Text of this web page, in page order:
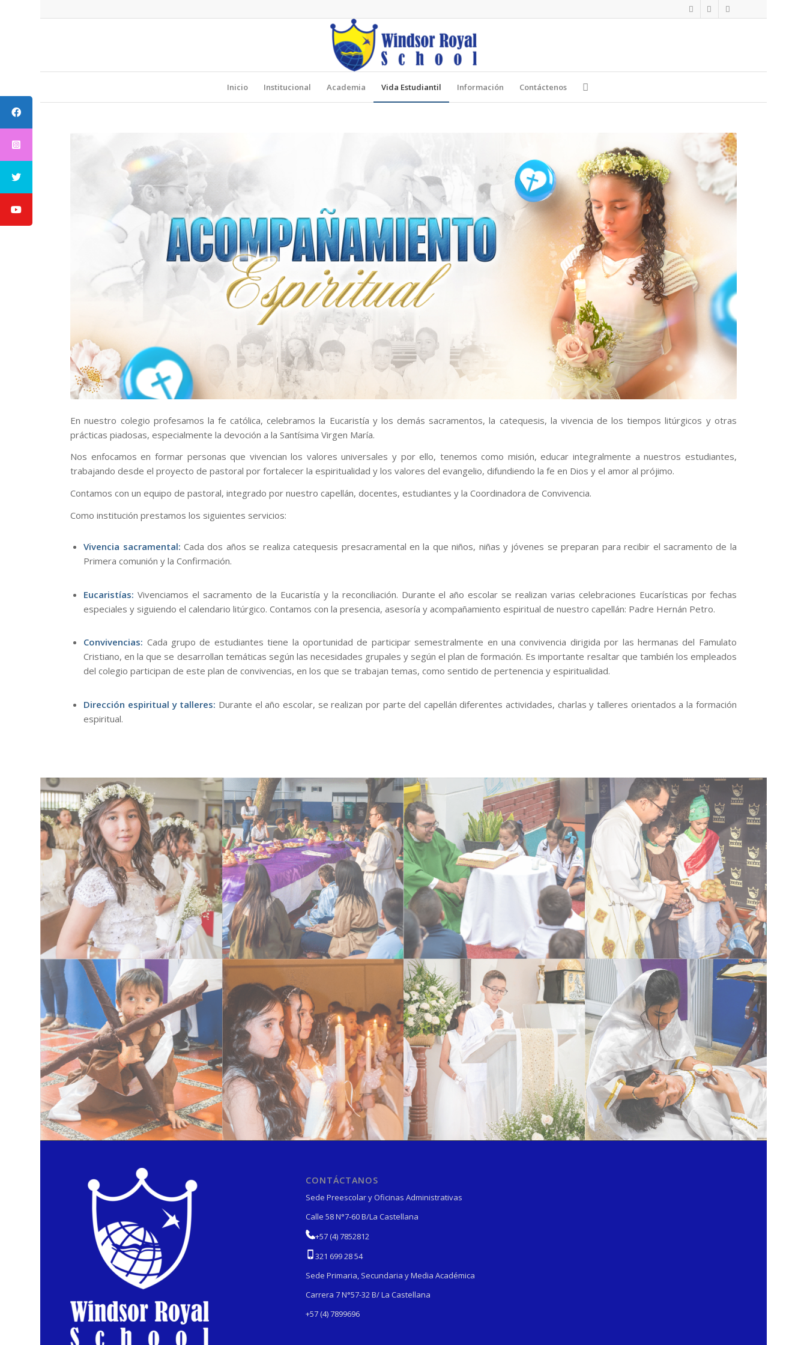
Inicio Institucional Academia Vida Estudiantil Información Contáctenos
En nuestro colegio profesamos la fe católica, celebramos la Eucaristía y los demás sacramentos, la catequesis, la vivencia de los tiempos litúrgicos y otras
prácticas piadosas, especialmente la devoción a la Santísima Virgen María.
Nos enfocamos en formar personas que vivencian los valores universales y por ello, tenemos como misión, educar integralmente a nuestros estudiantes,
trabajando desde el proyecto de pastoral por fortalecer la espiritualidad y los valores del evangelio, difundiendo la fe en Dios y el amor al prójimo.
Contamos con un equipo de pastoral, integrado por nuestro capellán, docentes, estudiantes y la Coordinadora de Convivencia.
Como institución prestamos los siguientes servicios:
Vivencia sacramental: Cada dos años se realiza catequesis presacramental en la que niños, niñas y jóvenes se preparan para recibir el sacramento de la
Primera comunión y la Confirmación.
Eucaristías: Vivenciamos el sacramento de la Eucaristía y la reconciliación. Durante el año escolar se realizan varias celebraciones Eucarísticas por fechas
especiales y siguiendo el calendario litúrgico. Contamos con la presencia, asesoría y acompañamiento espiritual de nuestro capellán: Padre Hernán Petro.
Convivencias: Cada grupo de estudiantes tiene la oportunidad de participar semestralmente en una convivencia dirigida por las hermanas del Famulato
Cristiano, en la que se desarrollan temáticas según las necesidades grupales y según el plan de formación. Es importante resaltar que también los empleados
del colegio participan de este plan de convivencias, en los que se trabajan temas, como sentido de pertenencia y espiritualidad.
Dirección espiritual y talleres: Durante el año escolar, se realizan por parte del capellán diferentes actividades, charlas y talleres orientados a la formación
espiritual.
CONTÁCTANOS
Sede Preescolar y Oficinas Administrativas
Calle 58 N°7-60 B/La Castellana
+57 (4) 7852812
321 699 28 54
Sede Primaria, Secundaria y Media Académica
Carrera 7 N°57-32 B/ La Castellana
+57 (4) 7899696